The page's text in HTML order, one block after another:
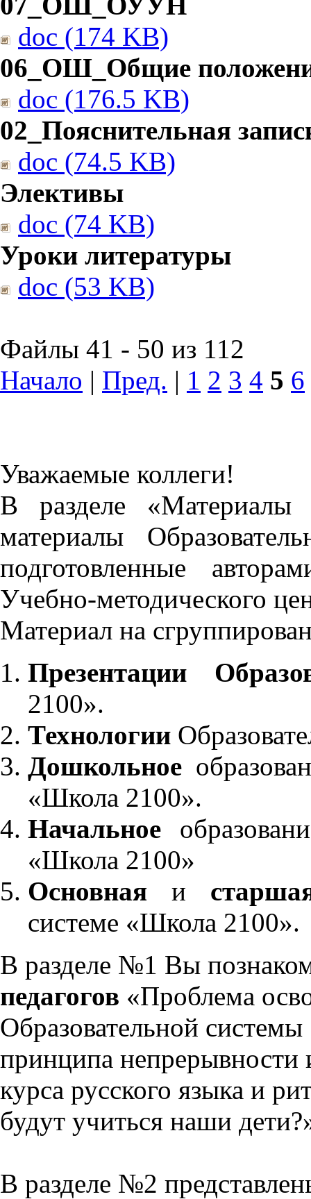
doc (174 KB)
06_ОШ_Общие
doc (176.5 KB)
02_Пояснительная
doc (74.5 KB)
Элективы
doc (74 KB)
Уроки литературы
doc (53 KB)
Файлы 41 - 50 из 112
Начало | Пред. | 1 2 3 4 5 6
Уважаемые коллеги!
В разделе «Материалы
материалы
подготовленные
Учебно-методического
Материал на
Презентации
2100».
Технологии
Дошкольное
«Школа 2100».
Начальное
«Школа 2100»
Основнаяи
системе «Школа 2100».
В разделе №1 Вы
педагогов «Проблема
Образовательной
принципа непрерывности
курса русского языка и
будут учиться наши
В разделе №2